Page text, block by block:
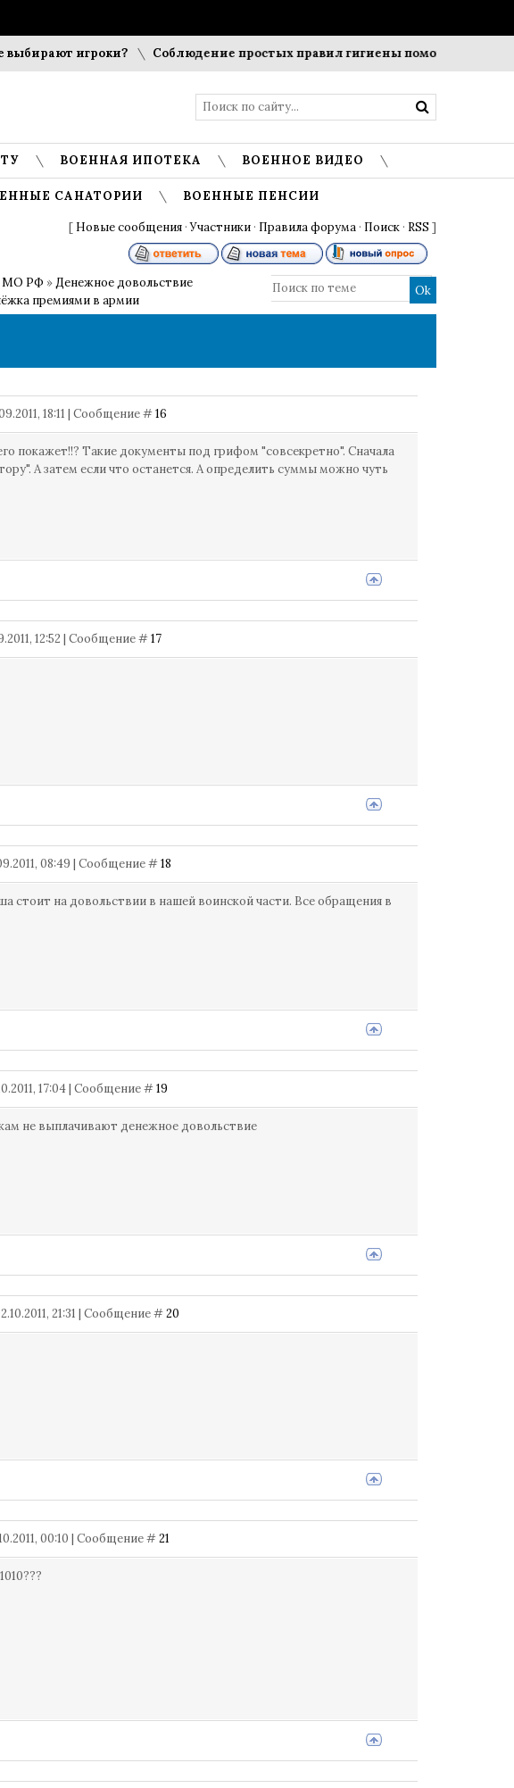
игроки? Соблюдение простых правил гигиены помогает сохранить
ВОЕННАЯ ИПОТЕКА ВОЕННОЕ ВИДЕО
САНАТОРИИ ВОЕННЫЕ ПЕНСИИ
[ Новые сообщения ·Участники · Правила форума · Поиск · RSS ]
МО РФ »Денежное довольствие
премиями в армии
18:11 | Сообщение #16
покажет!!? Такие документы под грифом "совсекретно". Сначала
А затем если что останется. А определить суммы можно чуть
12:52 | Сообщение #17
08:49 | Сообщение #18
стоит на довольствии в нашей воинской части. Все обращения в
17:04 | Сообщение #19
не выплачивают денежное довольствие
21:31 | Сообщение #20
00:10 | Сообщение #21